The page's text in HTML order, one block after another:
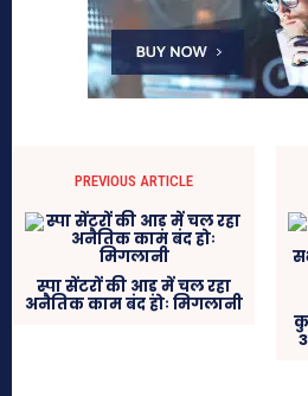
PREVIOUS ARTICLE
स्पा सेंटरों की आड़ में चल रहा
अनैतिक काम बंद होः मिगलानी